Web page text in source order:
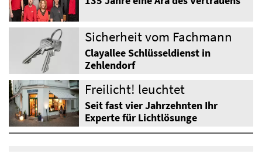
Sicherheit vom Fachmann
Clayallee Schlüsseldienst in
Zehlendorf
Freilicht! leuchtet
Seit fast vier Jahrzehnten Ihr
Experte für Lichtlösunge